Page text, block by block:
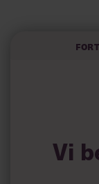
Många chefer
fast vid sina
Forskning från
hur engagerade
sin
Vi